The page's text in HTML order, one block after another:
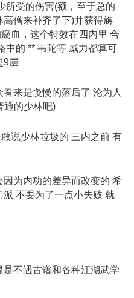
受的伤害(额，至于总的
僧来补齐了下)并获得旃
血，这个特效在四内里 合
中的 ** 韦陀等 威力都算可
9层
来是慢慢的落后了 沦为人
通的少林吧)
少林垃圾的 三内之前 有
为内功的差异而改变的 希
不要为了一点小失败 就
不遇古谱和各种江湖武学